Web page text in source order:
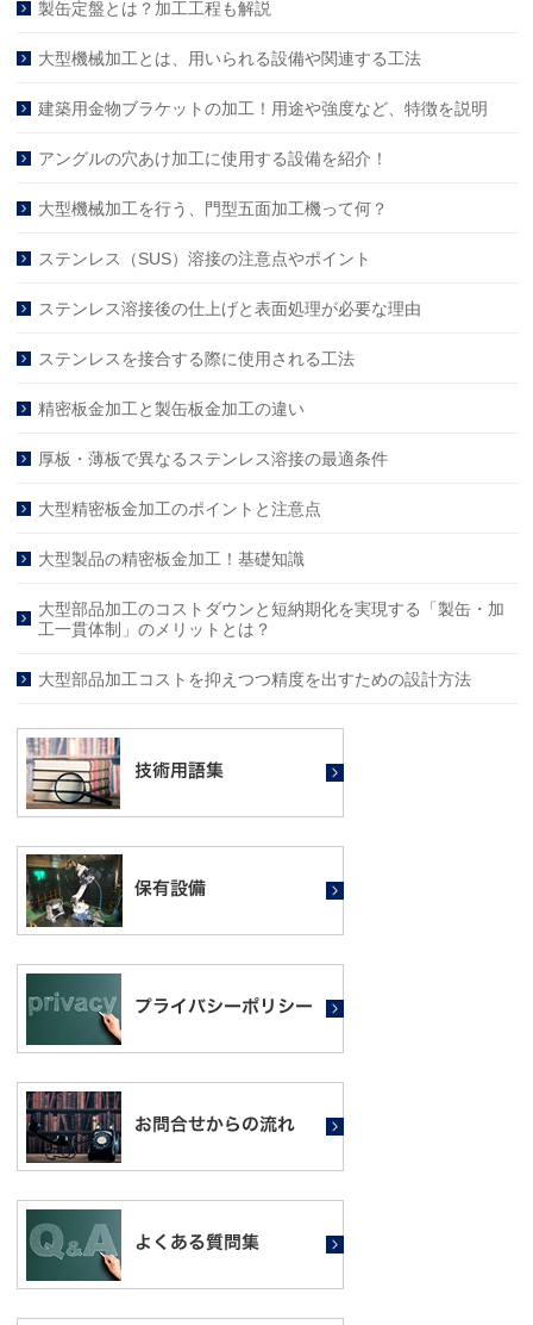
製缶定盤とは？加工工程も解説
大型機械加工とは、用いられる設備や関連する工法
建築用金物ブラケットの加工！用途や強度など、特徴を説明
アングルの穴あけ加工に使用する設備を紹介！
大型機械加工を行う、門型五面加工機って何？
ステンレス（SUS）溶接の注意点やポイント
ステンレス溶接後の仕上げと表面処理が必要な理由
ステンレスを接合する際に使用される工法
精密板金加工と製缶板金加工の違い
厚板・薄板で異なるステンレス溶接の最適条件
大型精密板金加工のポイントと注意点
大型製品の精密板金加工！基礎知識
大型部品加工のコストダウンと短納期化を実現する「製缶・加
工一貫体制」のメリットとは？
大型部品加工コストを抑えつつ精度を出すための設計方法